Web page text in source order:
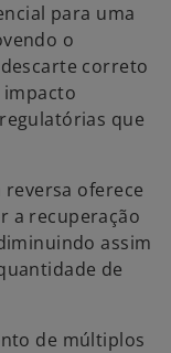
para uma
o
correto
que
oferece
a recuperação
assim
de
de múltiplos